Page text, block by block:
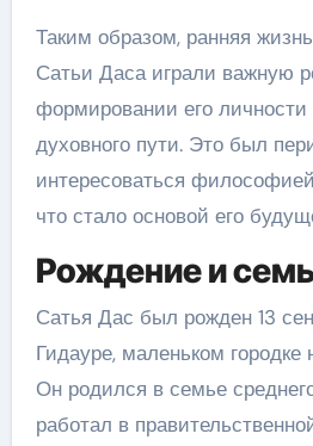
Таким образом, ранняя
Сатьи Даса играли важную
формировании его личности
духовного пути. Это был
интересоваться
что стало основой его
Рождение и
Сатья Дас был рожден 13
Гидауре, маленьком
Он родился в семье
работал в